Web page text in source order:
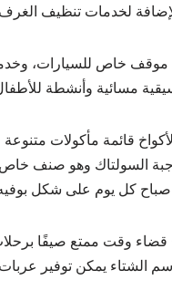
لخدمات تنظيف
موقف خاص للسيارات،
مسائية وأنشطة
السولتاك وهو صنف خاص
صباح كل يوم على شكل
قضاء وقت ممتع صيفًا
الشتاء يمكن توفير عربات